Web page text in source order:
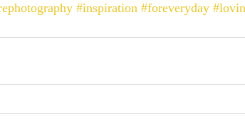
#inspiration #foreveryday